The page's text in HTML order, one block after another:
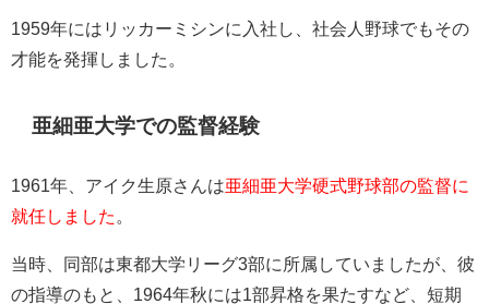
1959年にはリッカーミシンに入社し、社会人野球でもその
才能を発揮しました。
亜細亜大学での監督経験
1961年、アイク生原さんは亜細亜大学硬式野球部の監督に
就任しました
当時、同部は東都大学リーグ3部に所属していましたが、彼
の指導のもと、1964年秋には1部昇格を果たすなど、短期